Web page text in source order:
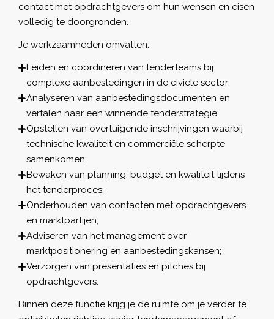
contact met opdrachtgevers om hun wensen en eisen
volledig te doorgronden.
Je werkzaamheden omvatten:
Leiden en coördineren van tenderteams bij
complexe aanbestedingen in de civiele sector;
Analyseren van aanbestedingsdocumenten en
vertalen naar een winnende tenderstrategie;
Opstellen van overtuigende inschrijvingen waarbij
technische kwaliteit en commerciële scherpte
samenkomen;
Bewaken van planning, budget en kwaliteit tijdens
het tenderproces;
Onderhouden van contacten met opdrachtgevers
en marktpartijen;
Adviseren van het management over
marktpositionering en aanbestedingskansen;
Verzorgen van presentaties en pitches bij
opdrachtgevers.
Binnen deze functie krijg je de ruimte om je verder te